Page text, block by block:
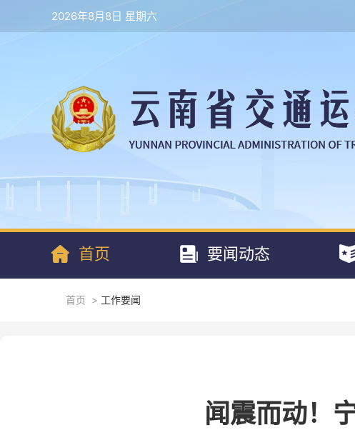
2026年8月8日 星期六
首页 要闻动态
首页 > 工作要闻
闻震而动！